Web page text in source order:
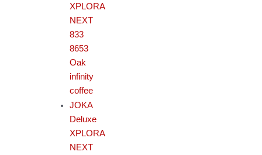
XPLORA
NEXT
833
8653
Oak
infinity
coffee
JOKA
Deluxe
XPLORA
NEXT